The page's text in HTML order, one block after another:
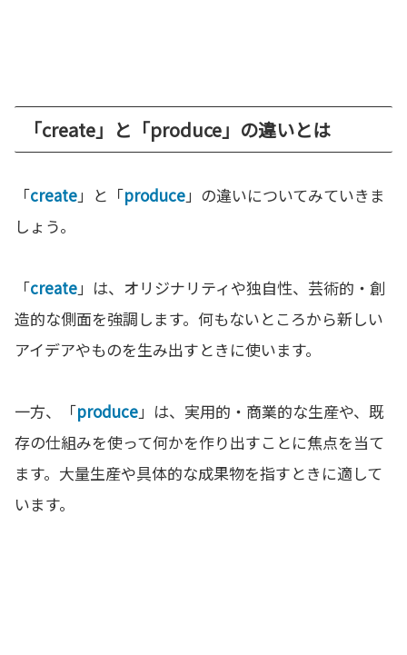
「create」と「produce」の違いとは
「create」と「produce」の違いについてみていきま
しょう。
「create」は、オリジナリティや独自性、芸術的・創
造的な側面を強調します。何もないところから新しい
アイデアやものを生み出すときに使います。
一方、「produce」は、実用的・商業的な生産や、既
存の仕組みを使って何かを作り出すことに焦点を当て
ます。大量生産や具体的な成果物を指すときに適して
います。